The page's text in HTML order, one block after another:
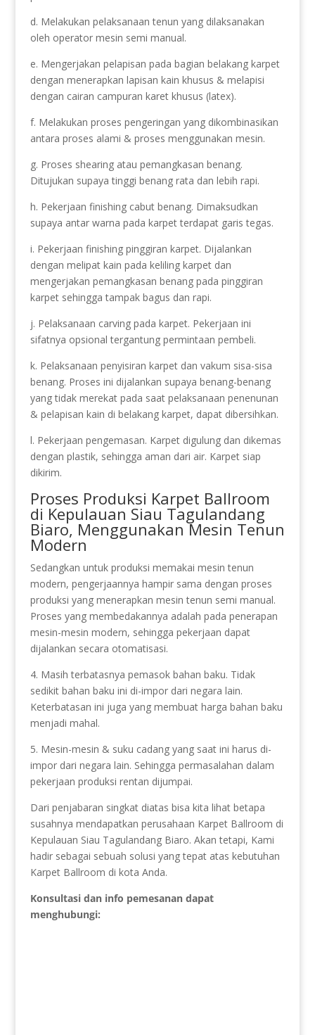
d. Melakukan pelaksanaan tenun yang dilaksanakan
oleh operator mesin semi manual.
e. Mengerjakan pelapisan pada bagian belakang karpet
dengan menerapkan lapisan kain khusus & melapisi
dengan cairan campuran karet khusus (latex).
f. Melakukan proses pengeringan yang dikombinasikan
antara proses alami & proses menggunakan mesin.
g. Proses shearing atau pemangkasan benang.
Ditujukan supaya tinggi benang rata dan lebih rapi.
h. Pekerjaan finishing cabut benang. Dimaksudkan
supaya antar warna pada karpet terdapat garis tegas.
i. Pekerjaan finishing pinggiran karpet. Dijalankan
dengan melipat kain pada keliling karpet dan
mengerjakan pemangkasan benang pada pinggiran
karpet sehingga tampak bagus dan rapi.
j. Pelaksanaan carving pada karpet. Pekerjaan ini
sifatnya opsional tergantung permintaan pembeli.
k. Pelaksanaan penyisiran karpet dan vakum sisa-sisa
benang. Proses ini dijalankan supaya benang-benang
yang tidak merekat pada saat pelaksanaan penenunan
& pelapisan kain di belakang karpet, dapat dibersihkan.
l. Pekerjaan pengemasan. Karpet digulung dan dikemas
dengan plastik, sehingga aman dari air. Karpet siap
dikirim.
Proses Produksi Karpet Ballroom
di Kepulauan Siau Tagulandang
Biaro, Menggunakan Mesin Tenun
Modern
Sedangkan untuk produksi memakai mesin tenun
modern, pengerjaannya hampir sama dengan proses
produksi yang menerapkan mesin tenun semi manual.
Proses yang membedakannya adalah pada penerapan
mesin-mesin modern, sehingga pekerjaan dapat
dijalankan secara otomatisasi.
4. Masih terbatasnya pemasok bahan baku. Tidak
sedikit bahan baku ini di-impor dari negara lain.
Keterbatasan ini juga yang membuat harga bahan baku
menjadi mahal.
5. Mesin-mesin & suku cadang yang saat ini harus di-
impor dari negara lain. Sehingga permasalahan dalam
pekerjaan produksi rentan dijumpai.
Dari penjabaran singkat diatas bisa kita lihat betapa
susahnya mendapatkan perusahaan Karpet Ballroom di
Kepulauan Siau Tagulandang Biaro. Akan tetapi, Kami
hadir sebagai sebuah solusi yang tepat atas kebutuhan
Karpet Ballroom di kota Anda.
Konsultasi dan info pemesanan dapat
menghubungi: